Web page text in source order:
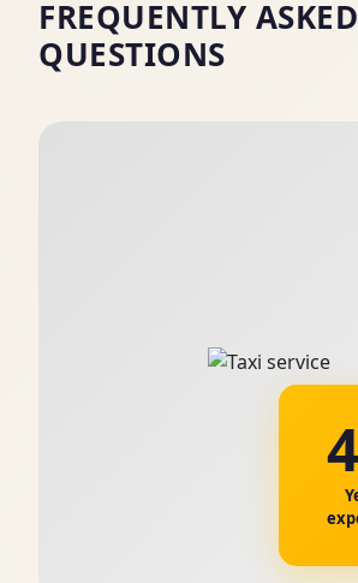
FREQUENTLY ASKED
QUESTIONS